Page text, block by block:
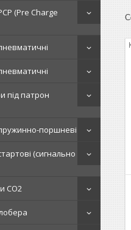
(Pre Charge
під патрон
поршневі
(сигнально
СО2